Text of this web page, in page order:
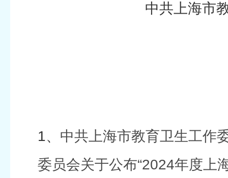
中共上海市教
1、 中共上海市教育卫生工作
委员会关于公布“2024年度上